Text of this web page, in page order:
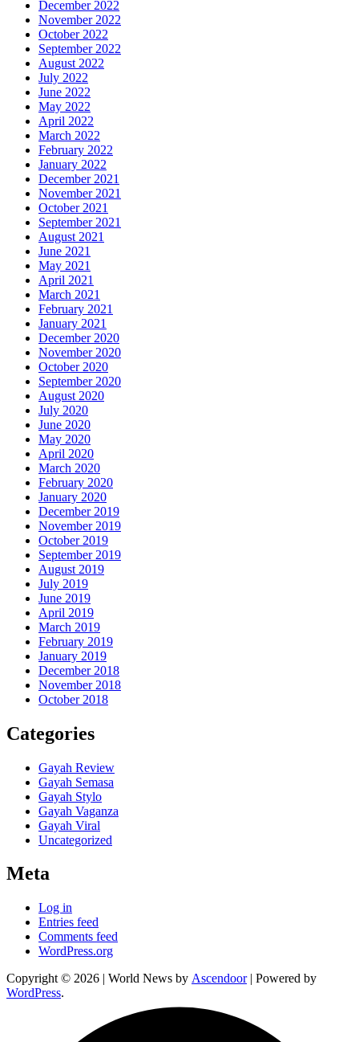
December 2022
November 2022
October 2022
September 2022
August 2022
July 2022
June 2022
May 2022
April 2022
March 2022
February 2022
January 2022
December 2021
November 2021
October 2021
September 2021
August 2021
June 2021
May 2021
April 2021
March 2021
February 2021
January 2021
December 2020
November 2020
October 2020
September 2020
August 2020
July 2020
June 2020
May 2020
April 2020
March 2020
February 2020
January 2020
December 2019
November 2019
October 2019
September 2019
August 2019
July 2019
June 2019
April 2019
March 2019
February 2019
January 2019
December 2018
November 2018
October 2018
Categories
Gayah Review
Gayah Semasa
Gayah Stylo
Gayah Vaganza
Gayah Viral
Uncategorized
Meta
Log in
Entries feed
Comments feed
WordPress.org
Copyright © 2026 | World News by Ascendoor| Powered by
WordPress.